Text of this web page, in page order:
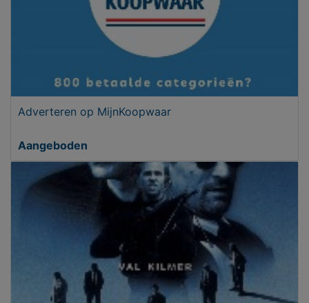
Adverteren op MijnKoopwaar
Aangeboden